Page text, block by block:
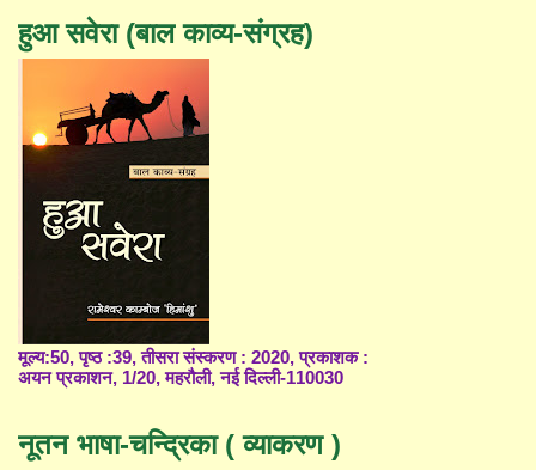
हुआ सवेरा (बाल काव्य-संग्रह)
मूल्य:50, पृष्ठ :39, तीसरा संस्करण : 2020, प्रकाशक :
अयन प्रकाशन, 1/20, महरौली, नई दिल्ली-110030
नूतन भाषा-चन्द्रिका ( व्याकरण )